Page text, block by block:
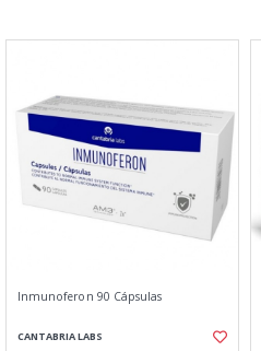
Inmunoferon 90 Cápsulas
CANTABRIA LABS